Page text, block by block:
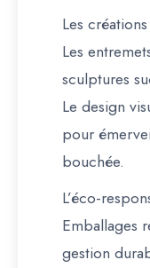
Les
Les
sculptures
Le design
pour
bouchée.
L’éco-
Emballages
gestion